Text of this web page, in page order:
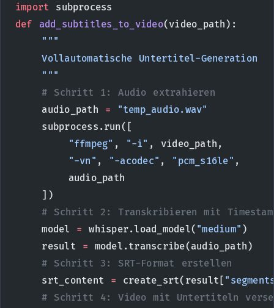
import subprocess
def add_subtitles_to_video(video_path):
    """
    Vollautomatische Untertitel-Generation
    """
    # Schritt 1: Audio extrahieren
    audio_path
= "temp_audio.wav"
    subprocess.run([
        "ffmpeg"
, "-i" , video_path,
        "-vn"
, "-acodec" , "pcm_s16le" ,
        audio_path
    ])
# Schritt 2: Transkribieren mit
    model
= whisper.load_model( "medium" )
    result
= model.transcribe(audio_path)
    # Schritt 3: SRT-Format erstellen
    srt_content
= create_srt(result[
# Schritt 4: Video mit Untertiteln